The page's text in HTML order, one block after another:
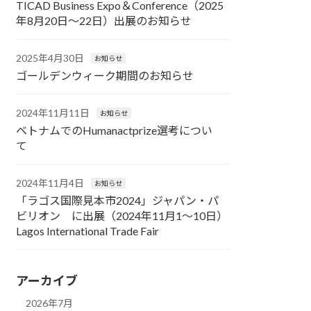
TICAD Business Expo＆Conference（2025
年8月20日～22日）出展のお知らせ
2025年4月30日 お知らせ
ゴールデンウィーク期間のお知らせ
2024年11月11日 お知らせ
ベトナムでのHumanactprize選考につい
て
2024年11月4日 お知らせ
「ラゴス国際見本市2024」ジャパン・パ
ビリオン に出展（2024年11月1～10日）
Lagos International Trade Fair
アーカイブ
2026年7月